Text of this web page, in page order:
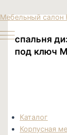
к
содержимому
Мебельный салон
Каталог
Корпусная
товаров
спальня
под ключ